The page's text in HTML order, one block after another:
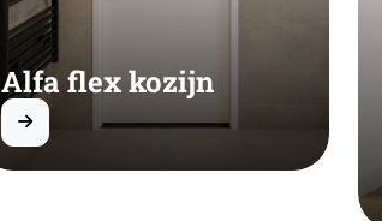
Alfa flex kozijn